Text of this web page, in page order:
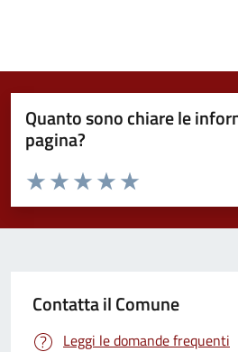
Quanto sono chiare le
pagina?
Valuta da 1 a 5 stelle la pagina
Valuta 5 stelle su 5
Valuta 4 stelle su 5
Valuta 3 stelle su 5
Valuta 2 stelle su 5
Valuta 1 stelle su 5
Contatta il Comune
Leggi le domande frequenti